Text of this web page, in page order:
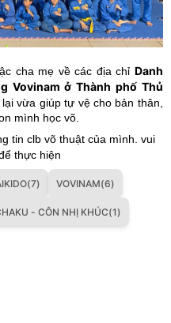
cha mẹ về các địa chỉ Danh
Vovinam ở Thành phố Thủ
vừa giúp tự vệ cho bản thân,
mình học võ.
tin clb võ thuật của mình. vui
thực hiện
VOVINAM(6)
- CÔN NHỊ KHÚC(1)